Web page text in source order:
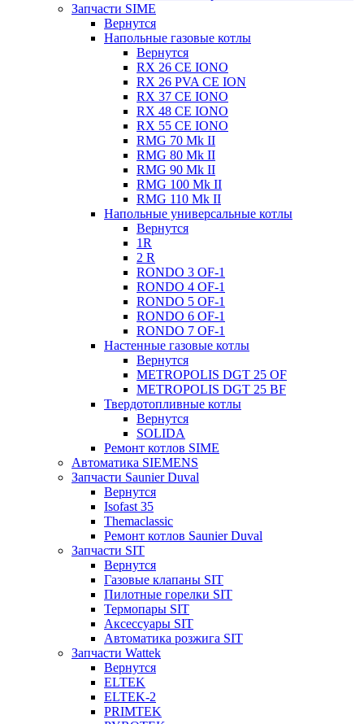
Запчасти SIME
Вернутся
Напольные газовые котлы
Вернутся
RX 26 CE IONO
RX 26 PVA CE ION
RX 37 CE IONO
RX 48 CE IONO
RX 55 CE IONO
RMG 70 Mk II
RMG 80 Mk II
RMG 90 Mk II
RMG 100 Mk II
RMG 110 Mk II
Напольные универсальные котлы
Вернутся
1R
2 R
RONDO 3 OF-1
RONDO 4 OF-1
RONDO 5 OF-1
RONDO 6 OF-1
RONDO 7 OF-1
Настенные газовые котлы
Вернутся
METROPOLIS DGT 25 OF
METROPOLIS DGT 25 BF
Твердотопливные котлы
Вернутся
SOLIDA
Ремонт котлов SIME
Автоматика SIEMENS
Запчасти Saunier Duval
Вернутся
Isofast 35
Themaclassic
Ремонт котлов Saunier Duval
Запчасти SIT
Вернутся
Газовые клапаны SIT
Пилотные горелки SIT
Термопары SIT
Аксессуары SIT
Автоматика розжига SIT
Запчасти Wattek
Вернутся
ELTEK
ELTEK-2
PRIMTEK